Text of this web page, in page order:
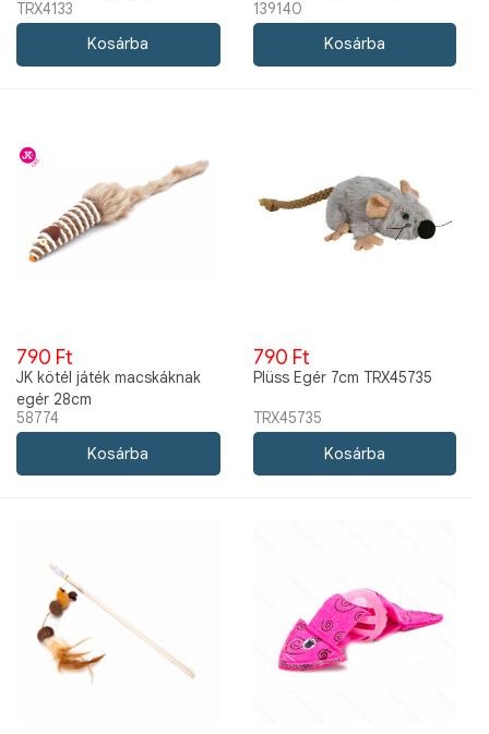
TRX4133
139140
790 Ft
JK kötél játék macskáknak
egér 28cm
58774
790 Ft
Plüss Egér 7cm TRX45735
TRX45735